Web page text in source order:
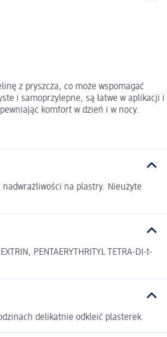
z pryszcza, co może wspomagać
i samoprzylepne, są łatwe w aplikacji i
komfort w dzień i w nocy.
na plastry. Nieużyte
PENTAERYTHRITYL TETRA-DI-t-
delikatnie odkleić plasterek.